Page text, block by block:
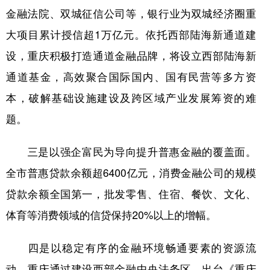
金融法院、双城征信公司等，银行业为双城经济圈重
大项目累计授信超1万亿元。依托西部陆海新通道建
设，重庆积极打造通道金融品牌，将设立西部陆海新
通道基金，高效聚合国际国内、国有民营等多方资
本，破解基础设施建设及跨区域产业发展筹资的难
题。
三是以强企富民为导向提升普惠金融的覆盖面。
全市普惠贷款余额超6400亿元，消费金融公司的规模
贷款余额全国第一，批发零售、住宿、餐饮、文化、
体育等消费领域的信贷保持20%以上的增幅。
四是以稳定有序的金融环境畅通要素的资源流